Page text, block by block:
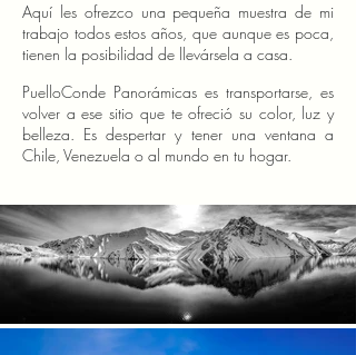
Aquí les ofrezco una pequeña muestra de mi
trabajo todos estos años, que aunque es poca,
tienen la posibilidad de llevársela a casa.
PuelloConde Panorámicas es transportarse, es
volver a ese sitio que te ofreció su color, luz y
belleza. Es despertar y tener una ventana a
Chile, Venezuela o al mundo en tu hogar.